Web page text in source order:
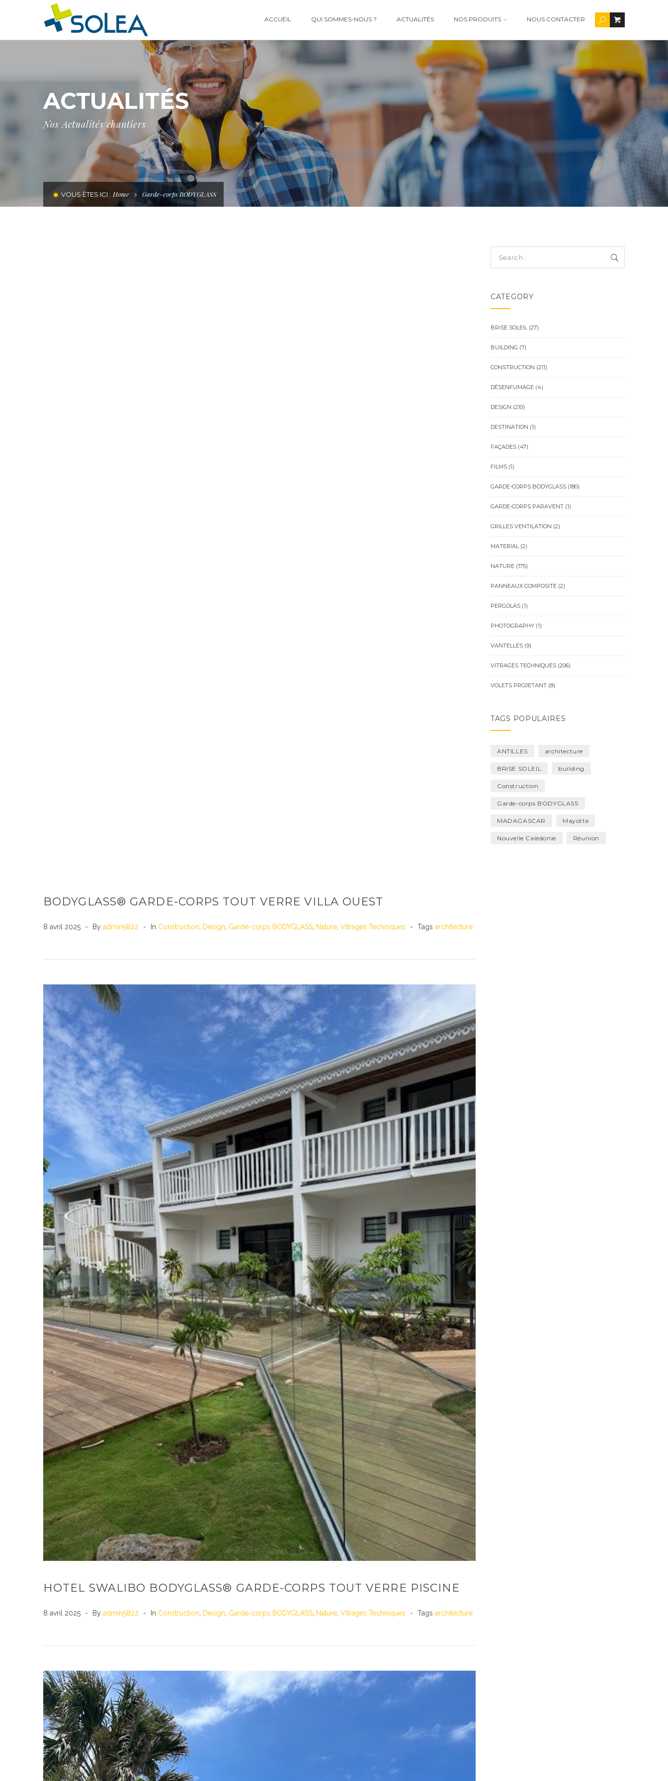
ACCUEIL QUI SOMMES-NOUS ? ACTUALITÉS NOS PRODUITS NOUS CONTACTER
ACTUALITÉS
Nos Actualités chantiers
VOUS ÊTES ICI : Home Garde-corps BODYGLASS
BODYGLASS® GARDE-CORPS TOUT VERRE VILLA OUEST
8 avril 2025 By admin5822 In Construction Design Garde-corps BODYGLASS Nature Vitrages Techniques Tags architecture
HOTEL SWALIBO BODYGLASS® GARDE-CORPS TOUT VERRE PISCINE
8 avril 2025 By admin5822 In Construction Design Garde-corps BODYGLASS Nature Vitrages Techniques Tags architecture
CATEGORY
BRISE SOLEIL(27)
BUILDING (7)
CONSTRUCTION (211)
DÉSENFUMAGE (4)
DESIGN (210)
DESTINATION (1)
FAÇADES (47)
FILMS (1)
GARDE-CORPS BODYGLASS (180)
GARDE-CORPS PARAVENT (1)
GRILLES VENTILATION (2)
MATERIAL(2)
NATURE (175)
PANNEAUX COMPOSITE (2)
PERGOLAS (1)
PHOTOGRAPHY (1)
VANTELLES (9)
VITRAGES TECHNIQUES (206)
VOLETS PROJETANT (8)
TAGS POPULAIRES
ANTILLES architecture
BRISE SOLEIL building
Construction
Garde-corps BODYGLASS
MADAGASCAR Mayotte
Nouvelle Calédonie Réunion